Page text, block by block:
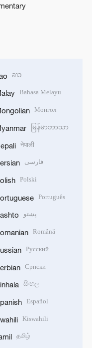
ລາວ
Bahasa Melayu
Монгол
မြန်မာဘာသာ
नेपाली
فارسی
Polski
Português
پښتو
Română
Русский
Српски
සිංහල
Español
Kiswahili
தமிழ்